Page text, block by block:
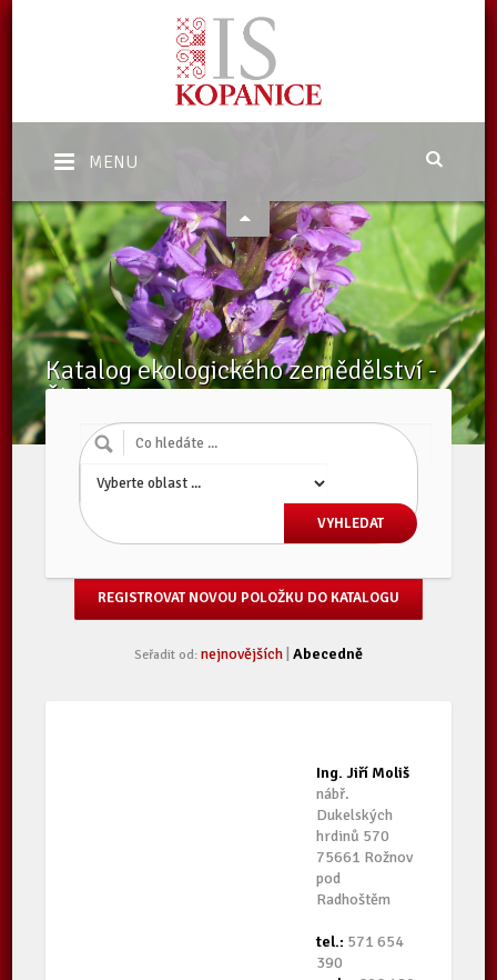
MENU
Katalog ekologického zemědělství -
Školy
/ Katalog subjektů
REGISTROVAT NOVOU POLOŽKU DO KATALOGU
Seřadit od: nejnovějších Abecedně
Ing. Jiří Moliš
nábř.
Dukelských
hrdinů 570
75661 Rožnov
pod
Radhoštěm
tel.: 571 654
390